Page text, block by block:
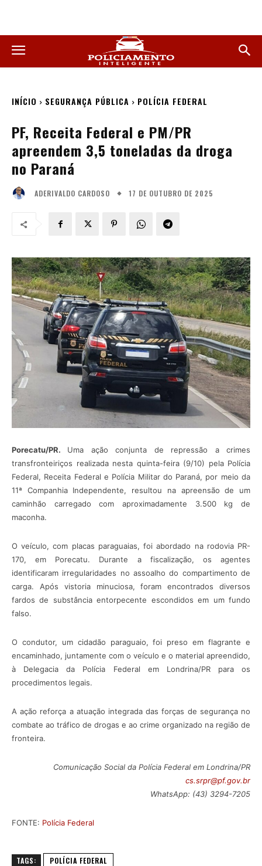
INÍCIO SEGURANÇA PÚBLICA POLÍCIA FEDERAL
PF, Receita Federal e PM/PR
apreendem 3,5 toneladas da droga
no Paraná
ADERIVALDO CARDOSO 17 DE OUTUBRO DE 2025
Porecatu/PR. Uma ação conjunta de repressão a crimes
transfronteiriços realizada nesta quinta-feira (9/10) pela Polícia
Federal, Receita Federal e Polícia Militar do Paraná, por meio da
11ª Companhia Independente, resultou na apreensão de um
caminhão carregado com aproximadamente 3.500 kg de
maconha.
O veículo, com placas paraguaias, foi abordado na rodovia PR-
170, em Porecatu. Durante a fiscalização, os agentes
identificaram irregularidades no assoalho do compartimento de
carga. Após vistoria minuciosa, foram encontrados diversos
fardos de substância entorpecente escondidos em um fundo
falso.
O condutor, um cidadão paraguaio, foi preso em flagrante e
encaminhado, juntamente com o veículo e o material apreendido,
à Delegacia da Polícia Federal em Londrina/PR para os
procedimentos legais.
A ação reforça a atuação integrada das forças de segurança no
combate ao tráfico de drogas e ao crime organizado na região de
fronteira.
Comunicação Social da Polícia Federal em Londrina/PR
cs.srpr@pf.gov.br
WhatsApp: (43) 3294-7205
FONTE: Polícia Federal
TAGS: POLÍCIA FEDERAL